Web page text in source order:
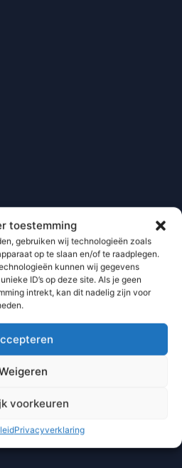
toestemming
gebruiken wij technologieën zoals
op te slaan en/of te raadplegen.
kunnen wij gegevens
ID’s op deze site. Als je geen
intrekt, kan dit nadelig zijn voor
voorkeuren
Privacyverklaring